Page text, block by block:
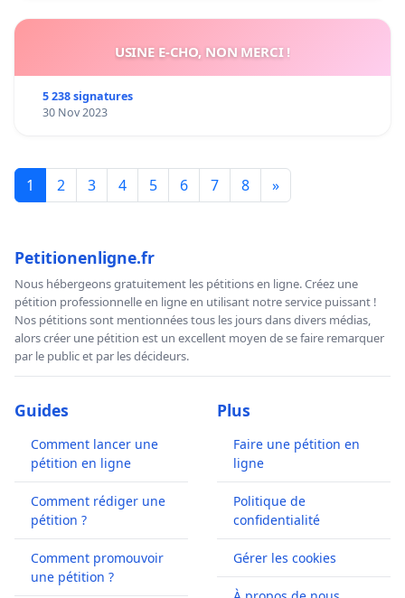
USINE E-CHO, NON MERCI !
5 238 signatures
30 Nov 2023
1 2 3 4 5 6 7 8 »
Petitionenligne.fr
Nous hébergeons gratuitement les pétitions en ligne. Créez une
pétition professionnelle en ligne en utilisant notre service puissant !
Nos pétitions sont mentionnées tous les jours dans divers médias,
alors créer une pétition est un excellent moyen de se faire remarquer
par le public et par les décideurs.
Guides
Comment lancer une
pétition en ligne
Comment rédiger une
pétition ?
Comment promouvoir
une pétition ?
Plus
Faire une pétition en
ligne
Politique de
confidentialité
Gérer les cookies